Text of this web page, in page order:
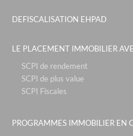
DEFISCALISATION EHPAD
LE PLACEMENT IMMOBILIER
SCPI de rendement
SCPI de plus value
SCPI Fiscales
PROGRAMMES IMMOBILIER EN